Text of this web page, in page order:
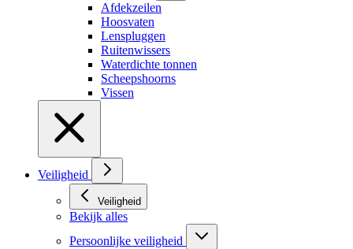
Afdekzeilen
Hoosvaten
Lenspluggen
Ruitenwissers
Waterdichte tonnen
Scheepshoorns
Vissen
Veiligheid
Veiligheid
Bekijk alles
Persoonlijke veiligheid